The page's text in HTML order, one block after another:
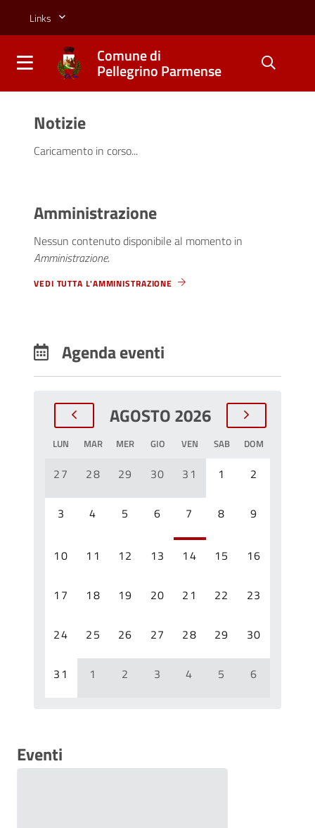
Links
Comune di
Pellegrino Parmense
Comune di Pellegrino
Notizie
Caricamento in corso...
Amministrazione
Nessun contenuto disponibile al momento in
Amministrazione.
VEDI TUTTA L'AMMINISTRAZIONE
Agenda eventi
AGOSTO 2026
LUN MAR MER GIO VEN SAB DOM
27 28 29 30 31 1 2
3 4 5 6 7 8 9
10 11 12 13 14 15 16
17 18 19 20 21 22 23
24 25 26 27 28 29 30
31 1 2 3 4 5 6
Eventi